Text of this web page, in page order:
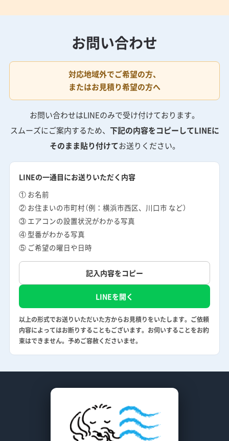
お問い合わせ
対応地域外でご希望の方、
またはお見積り希望の方へ
お問い合わせはLINEのみで受け付けております。
スムーズにご案内するため、 下記の内容をコピーしてLINEに
そのまま貼り付けてお送りください。
LINEの一通目にお送りいただく内容
① お名前
② お住まいの市町村（例：横浜市西区、川口市 など）
③ エアコンの設置状況がわかる写真
④ 型番がわかる写真
⑤ ご希望の曜日や日時
記入内容をコピー
LINEを開く
以上の形式でお送りいただいた方からお見積りをいたします。ご依頼
内容によってはお断りすることもございます。お伺いすることをお約
束はできません。予めご容赦くださいませ。